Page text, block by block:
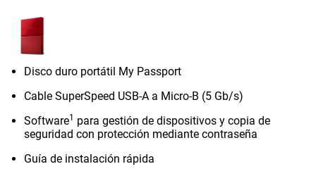
Disco duro portátil My Passport
Cable SuperSpeed ​​USB-A a Micro-B (5 Gb/s)
Software1
para gestión de dispositivos y copia de
seguridad con protección mediante contraseña
Guía de instalación rápida